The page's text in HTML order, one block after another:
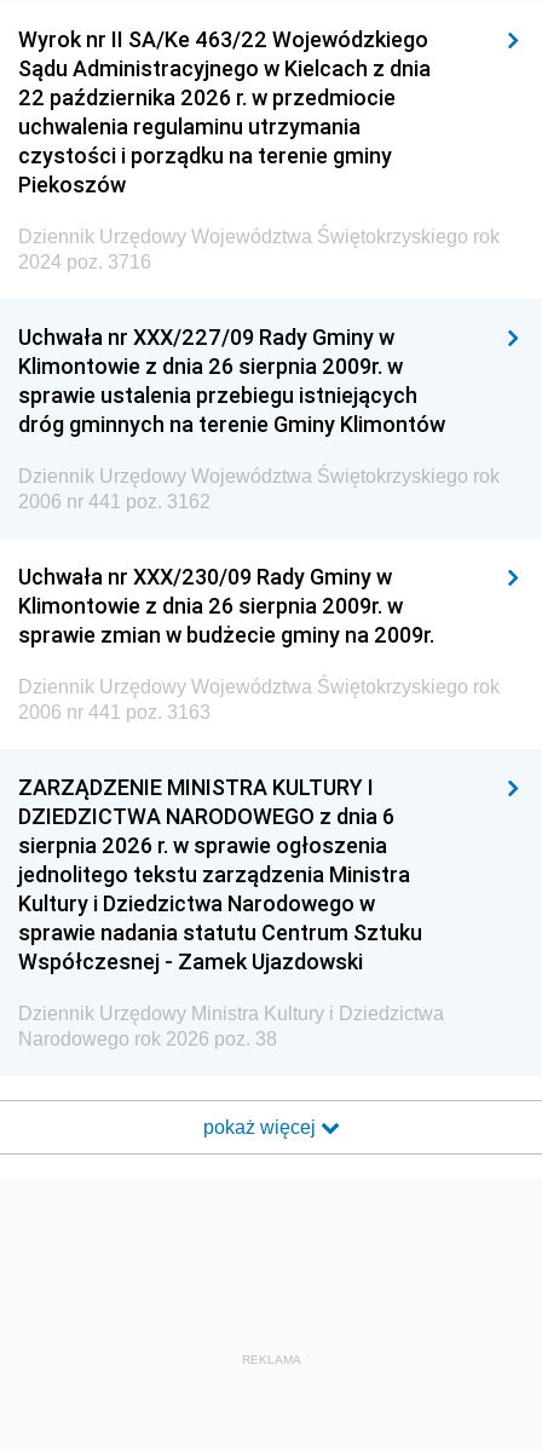
Wyrok nr II SA/Ke 463/22 Wojewódzkiego
Sądu Administracyjnego w Kielcach z dnia
22 października 2026 r. w przedmiocie
uchwalenia regulaminu utrzymania
czystości i porządku na terenie gminy
Piekoszów
Dziennik Urzędowy Województwa Świętokrzyskiego rok
2024 poz. 3716
Uchwała nr XXX/227/09 Rady Gminy w
Klimontowie z dnia 26 sierpnia 2009r. w
sprawie ustalenia przebiegu istniejących
dróg gminnych na terenie Gminy Klimontów
Dziennik Urzędowy Województwa Świętokrzyskiego rok
2006 nr 441 poz. 3162
Uchwała nr XXX/230/09 Rady Gminy w
Klimontowie z dnia 26 sierpnia 2009r. w
sprawie zmian w budżecie gminy na 2009r.
Dziennik Urzędowy Województwa Świętokrzyskiego rok
2006 nr 441 poz. 3163
ZARZĄDZENIE MINISTRA KULTURY I
DZIEDZICTWA NARODOWEGO z dnia 6
sierpnia 2026 r. w sprawie ogłoszenia
jednolitego tekstu zarządzenia Ministra
Kultury i Dziedzictwa Narodowego w
sprawie nadania statutu Centrum Sztuku
Współczesnej - Zamek Ujazdowski
Dziennik Urzędowy Ministra Kultury i Dziedzictwa
Narodowego rok 2026 poz. 38
pokaż więcej
REKLAMA